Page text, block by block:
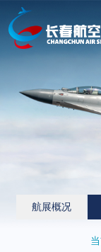
航展概况